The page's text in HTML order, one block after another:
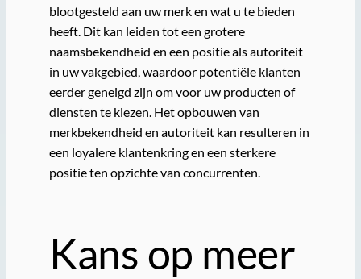
blootgesteld aan uw merk en wat u te bieden
heeft. Dit kan leiden tot een grotere
naamsbekendheid en een positie als autoriteit
in uw vakgebied, waardoor potentiële klanten
eerder geneigd zijn om voor uw producten of
diensten te kiezen. Het opbouwen van
merkbekendheid en autoriteit kan resulteren in
een loyalere klantenkring en een sterkere
positie ten opzichte van concurrenten.
Kans op meer